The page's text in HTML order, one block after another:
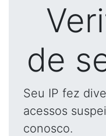
de
Seu IP fez
acessos
conosco.